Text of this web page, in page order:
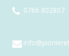
0766 802807